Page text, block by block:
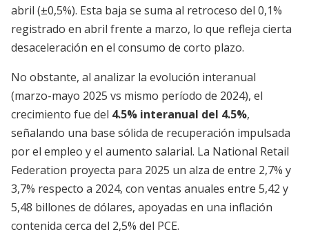
abril (±0,5%). Esta baja se suma al retroceso del 0,1%
registrado en abril frente a marzo, lo que refleja cierta
desaceleración en el consumo de corto plazo.
No obstante, al analizar la evolución interanual
(marzo-mayo 2025 vs mismo período de 2024), el
crecimiento fue del 4.5% interanual del 4.5%,
señalando una base sólida de recuperación impulsada
por el empleo y el aumento salarial. La National Retail
Federation proyecta para 2025 un alza de entre 2,7% y
3,7% respecto a 2024, con ventas anuales entre 5,42 y
5,48 billones de dólares, apoyadas en una inflación
contenida cerca del 2,5% del PCE.